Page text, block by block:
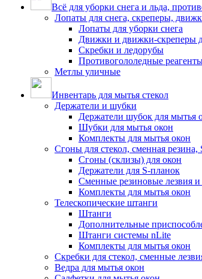
Всё для уборки снега и льда,
Лопаты для снега, скреперы,
Лопаты для уборки снега
Движки и движки-скреперы
Скребки и ледорубы
Противогололедные
Метлы уличные
Инвентарь для мытья стекол
Держатели и шубки
Держатели шубок для мытья
Шубки для мытья окон
Комплекты для мытья окон
Сгоны для стекол, сменная резина,
Сгоны (склизы) для окон
Держатели для S-планок
Сменные резиновые лезвия и
Комплекты для мытья окон
Телескопические штанги
Штанги
Дополнительные
Штанги системы nLite
Комплекты для мытья окон
Скребки для стекол, сменные
Ведра для мытья окон